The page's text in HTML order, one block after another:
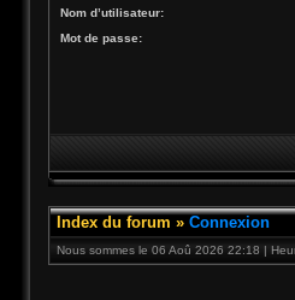
Nom d’utilisateur:
Mot de passe:
Index du forum » Connexion
Nous sommes le 06 Aoû 2026 22:18 |